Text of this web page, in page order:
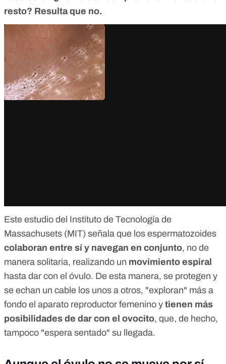
resto? Resulta que no.
Este estudio del Instituto de Tecnología de
Massachusets (MIT) señala que los espermatozoides
colaboran entre sí y navegan en conjunto, no de
manera solitaria, realizando un movimiento espiral
hasta dar con el óvulo. De esta manera, se protegen y
se echan un cable los unos a otros, "exploran" más a
fondo el aparato reproductor femenino y tienen más
posibilidades de dar con el ovocito, que, de hecho,
tampoco "espera sentado" su llegada.